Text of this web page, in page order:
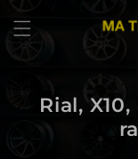
zum
Inhalt
Rial,